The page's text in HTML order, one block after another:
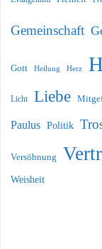
Gemeinschaft
Gott Heilung Herz
Licht Liebe
Paulus Politik
Versöhnung
Weisheit